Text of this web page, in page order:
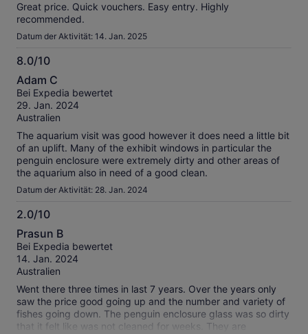
Great price. Quick vouchers. Easy entry. Highly
recommended.
Datum der Aktivität: 14. Jan. 2025
8.0/10
8.0
von
10
Adam C
Bei Expedia bewertet
29. Jan. 2024
Australien
The aquarium visit was good however it does need a little bit
of an uplift. Many of the exhibit windows in particular the
penguin enclosure were extremely dirty and other areas of
the aquarium also in need of a good clean.
Datum der Aktivität: 28. Jan. 2024
2.0/10
2.0
von
10
Prasun B
Bei Expedia bewertet
14. Jan. 2024
Australien
Went there three times in last 7 years. Over the years only
saw the price good going up and the number and variety of
fishes going down. The penguin enclosure glass was so dirty
that it felt like was not cleaned for weeks. They are